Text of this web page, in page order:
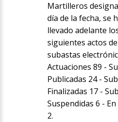
Martilleros
día de la fecha, se
llevado adelante
siguientes actos de
subastas
Actuaciones 89 -
Publicadas 24 -
Finalizadas 17 -
Suspendidas 6 -
2.